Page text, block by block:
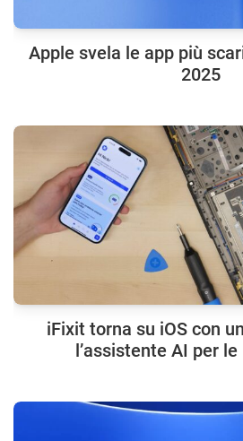
Apple svela le app più
2025
iFixit torna su iOS con
l’assistente AI per